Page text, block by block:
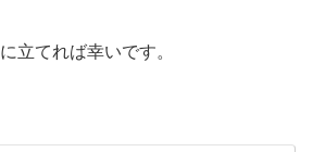
立てれば幸いです。